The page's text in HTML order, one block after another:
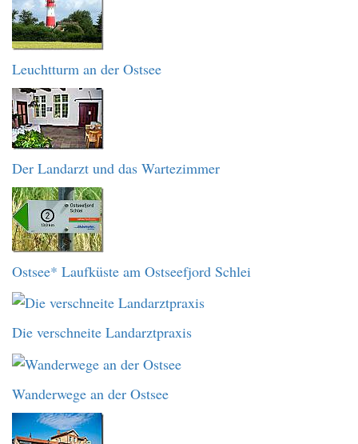
Leuchtturm an der Ostsee
Der Landarzt und das Wartezimmer
Ostsee* Laufküste am Ostseefjord Schlei
Die verschneite Landarztpraxis
Wanderwege an der Ostsee